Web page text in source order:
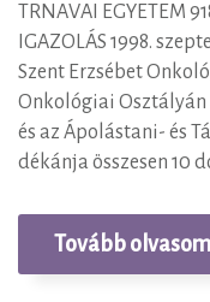
TRNAVAI EGYETEM
IGAZOLÁS 1998.
Szent Erzsébet
Onkológiai Osztályán
és az Ápolástani- és
dékánja összesen 10
Tovább olvasom